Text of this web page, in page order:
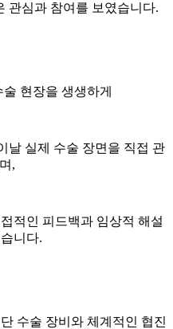
관심과 참여를 보였습니다.
현장을 생생하게
날 실제 수술 장면을 직접 관
,
적인 피드백과 임상적 해설
니다.
수술 장비와 체계적인 협진